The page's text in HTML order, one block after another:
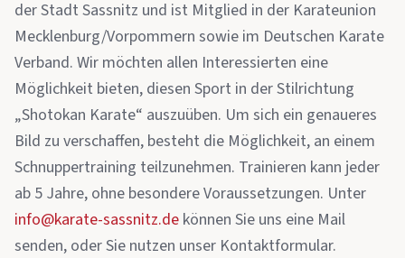
der Stadt Sassnitz und ist Mitglied in der Karateunion
Mecklenburg/Vorpommern sowie im Deutschen Karate
Verband. Wir möchten allen Interessierten eine
Möglichkeit bieten, diesen Sport in der Stilrichtung
„Shotokan Karate“ auszuüben. Um sich ein genaueres
Bild zu verschaffen, besteht die Möglichkeit, an einem
Schnuppertraining teilzunehmen. Trainieren kann jeder
ab 5 Jahre, ohne besondere Voraussetzungen. Unter
info@karate-sassnitz.de können Sie uns eine Mail
senden, oder Sie nutzen unser Kontaktformular.